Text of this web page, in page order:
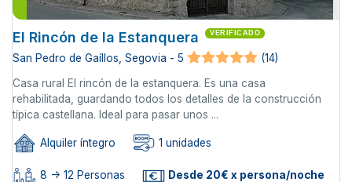
El Rincón de la Estanquera VERIFICADO
San Pedro de Gaíllos, Segovia - 5 (14)
Casa rural El rincón de la estanquera. Es una casa
rehabilitada, guardando todos los detalles de la construcción
típica castellana. Ideal para pasar unos ...
Alquiler íntegro 1 unidades
8 -> 12 Personas Desde 20€ x persona/noche